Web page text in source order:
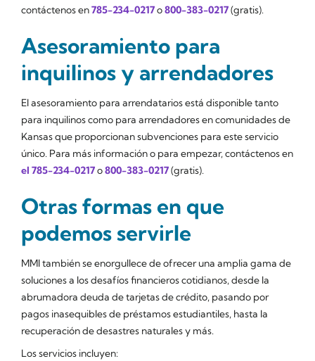
contáctenos en785-234-0217o800-383-0217(gratis).
Asesoramiento para
inquilinos y arrendadores
El asesoramiento para arrendatarios está disponible tanto
para inquilinos como para arrendadores en comunidades de
Kansas que proporcionan subvenciones para este servicio
único. Para más información o para empezar, contáctenos en
el 785-234-0217o800-383-0217(gratis).
Otras formas en que
podemos servirle
MMI también se enorgullece de ofrecer una amplia gama de
soluciones a los desafíos financieros cotidianos, desde la
abrumadora deuda de tarjetas de crédito, pasando por
pagos inasequibles de préstamos estudiantiles, hasta la
recuperación de desastres naturales y más.
Los servicios incluyen: